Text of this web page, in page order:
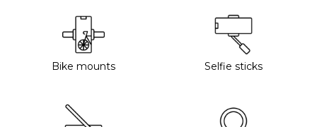
Bike mounts Selfie sticks